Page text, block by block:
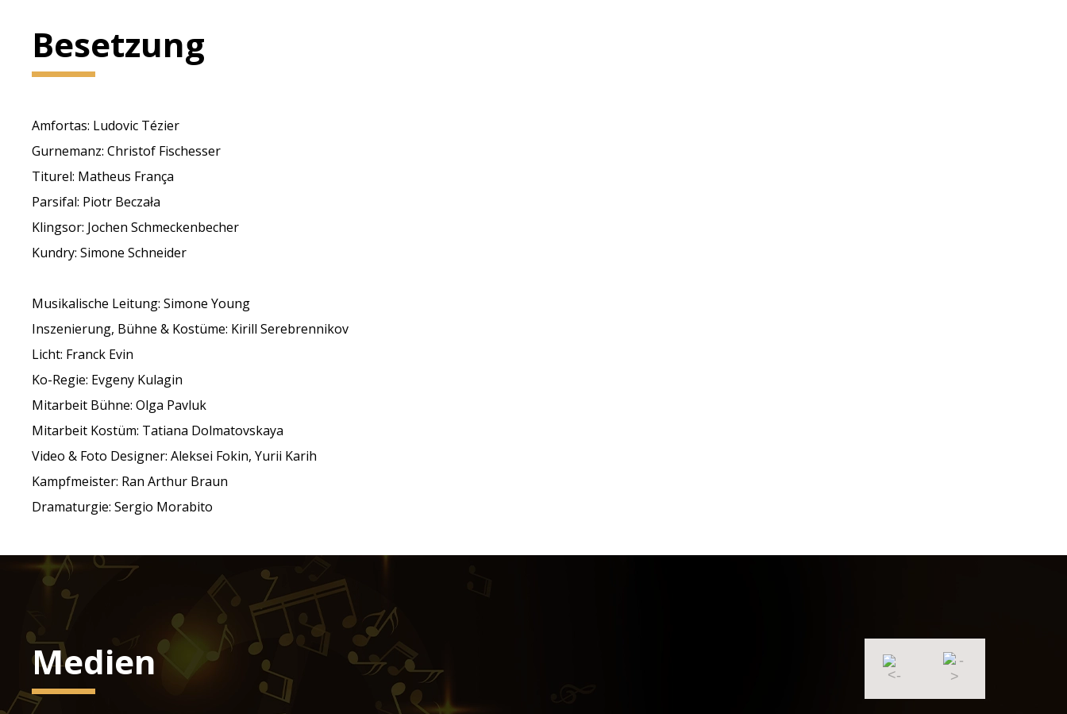
Besetzung
Amfortas: Ludovic Tézier
Gurnemanz: Christof Fischesser
Titurel: Matheus França
Parsifal: Piotr Beczała
Klingsor: Jochen Schmeckenbecher
Kundry: Simone Schneider
Musikalische Leitung: Simone Young
Inszenierung, Bühne & Kostüme: Kirill Serebrennikov
Licht: Franck Evin
Ko-Regie: Evgeny Kulagin
Mitarbeit Bühne: Olga Pavluk
Mitarbeit Kostüm: Tatiana Dolmatovskaya
Video & Foto Designer: Aleksei Fokin, Yurii Karih
Kampfmeister: Ran Arthur Braun
Dramaturgie: Sergio Morabito
Medien